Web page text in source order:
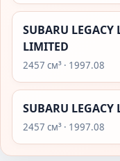
SUBARU LEGACY
LIMITED
2457 см³ · 1997.08
SUBARU LEGACY
2457 см³ · 1997.08